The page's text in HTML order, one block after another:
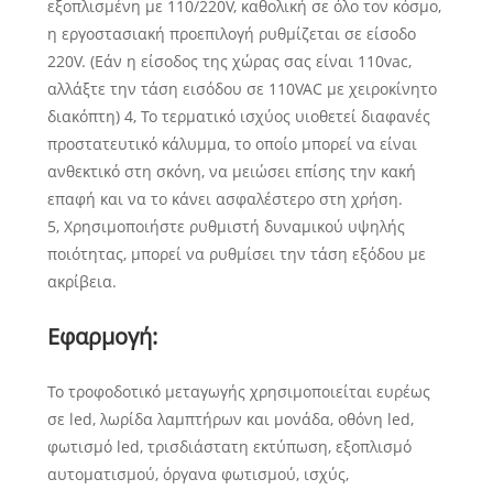
εξοπλισμένη με 110/220V, καθολική σε όλο τον κόσμο,
η εργοστασιακή προεπιλογή ρυθμίζεται σε είσοδο
220V. (Εάν η είσοδος της χώρας σας είναι 110vac,
αλλάξτε την τάση εισόδου σε 110VAC με χειροκίνητο
διακόπτη) 4, Το τερματικό ισχύος υιοθετεί διαφανές
προστατευτικό κάλυμμα, το οποίο μπορεί να είναι
ανθεκτικό στη σκόνη, να μειώσει επίσης την κακή
επαφή και να το κάνει ασφαλέστερο στη χρήση.
5, Χρησιμοποιήστε ρυθμιστή δυναμικού υψηλής
ποιότητας, μπορεί να ρυθμίσει την τάση εξόδου με
ακρίβεια.
Εφαρμογή:
Το τροφοδοτικό μεταγωγής χρησιμοποιείται ευρέως
σε led, λωρίδα λαμπτήρων και μονάδα, οθόνη led,
φωτισμό led, τρισδιάστατη εκτύπωση, εξοπλισμό
αυτοματισμού, όργανα φωτισμού, ισχύς,